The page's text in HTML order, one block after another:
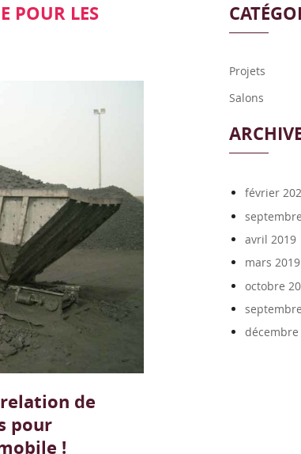
POUR LES
relation de
pour
!
Projets
Salons
février
avril 2019
mars 2019
octobre
décembre